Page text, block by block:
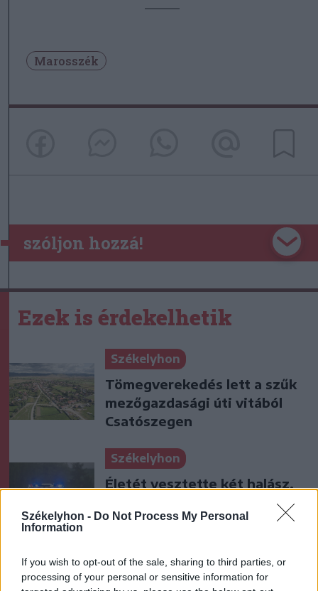
Székelyhon - Do Not Process My Personal
Information
If you wish to opt-out of the sale, sharing to third parties, or
processing of your personal or sensitive information for
Marosszék
szóljon hozzá!
Ezek is érdekelhetik
Székelyhon
Tömegverekedés lett a szűk
mezőgazdasági úti vitából
Csatószegen
Székelyhon
Életét vesztette két halász,
Maros partján – frissítve
Székely Sport
Corbu góljától hangos a